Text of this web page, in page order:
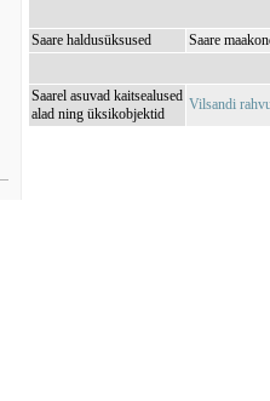
Saare haldusüksused Saare
Saarel asuvad kaitsealused
alad ning üksikobjektid
Vilsandi